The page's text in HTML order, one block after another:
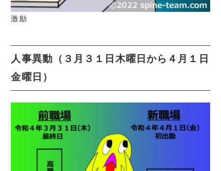
激励
人事異動（３月３１日木曜日から４月１日
金曜日）